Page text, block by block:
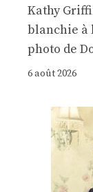
Kathy
blanchie à
photo de
6 août 2026